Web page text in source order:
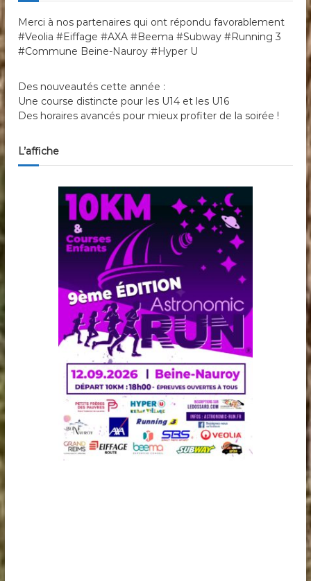
Merci à nos partenaires qui ont répondu favorablement
#Veolia #Eiffage #AXA #Beema #Subway #Running 3
#Commune Beine-Nauroy #Hyper U
Des nouveautés cette année :
Une course distincte pour les U14 et les U16
Des horaires avancés pour mieux profiter de la soirée !
L’affiche